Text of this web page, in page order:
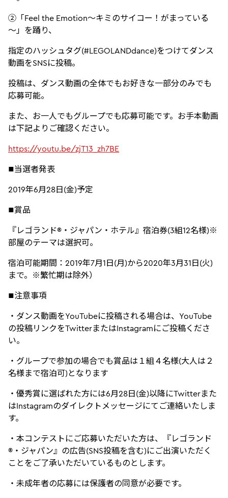
②「Feel the Emotion～キミのサイコー！がまっている
～」を踊り、
指定のハッシュタグ(#LEGOLANDdance)をつけてダンス
動画をSNSに投稿。
投稿は、ダンス動画の全体でもお好きな一部分のみでも
応募可能。
また、お一人でもグループでも応募可能です。お手本動画
は下記よりご確認ください。
https://youtu.be/zjT13_zh7BE
■当選者発表
2019年6月28日(金)予定
■賞品
『レゴランド®・ジャパン・ホテル』宿泊券(3組12名様)※
部屋のテーマは選択可。
宿泊可能期間：2019年7月1日(月)から2020年3月31日(火)
まで。※繁忙期は除外）
■注意事項
・ダンス動画をYouTubeに投稿される場合は、YouTube
の投稿リンクをTwitterまたはInstagramにご投稿くださ
い。
・グループで参加の場合でも賞品は１組４名様(大人は２
名様まで宿泊可)となります
・優秀賞に選ばれた方には6月28日(金)以降にTwitterまた
はInstagramのダイレクトメッセージにてご連絡いたしま
す。
・本コンテストにご応募いただいた方は、『レゴランド
®・ジャパン』の広告(SNS投稿を含む)にご出演いただく
ことをご了承いただいているものとします。
・未成年者の応募には保護者の同意が必要です。